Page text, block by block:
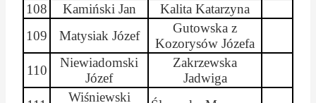
108
Kamiński Jan
Kalita Katarzyna
109
Matysiak Józef
Gutowska z
Kozorysów Józefa
110
Niewiadomski
Józef
Zakrzewska
Jadwiga
Wiśniewski